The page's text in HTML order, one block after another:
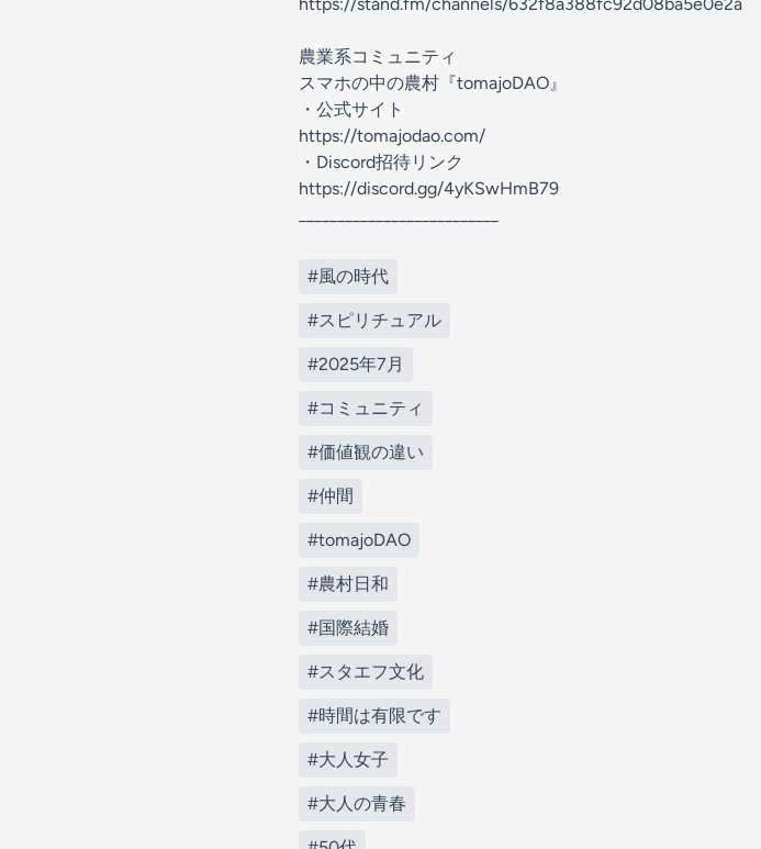
農業系コミュニティ
スマホの中の農村『tomajoDAO』
・公式サイト
https://tomajodao.com/
・Discord招待リンク
https://discord.gg/4yKSwHmB79
#風の時代
#スピリチュアル
#2025年7月
#コミュニティ
#価値観の違い
#仲間
#tomajoDAO
#農村日和
#国際結婚
#スタエフ文化
#時間は有限です
#大人女子
#大人の青春